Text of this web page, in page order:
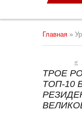
Главная »
«
ТРОЕ
ТОП-10